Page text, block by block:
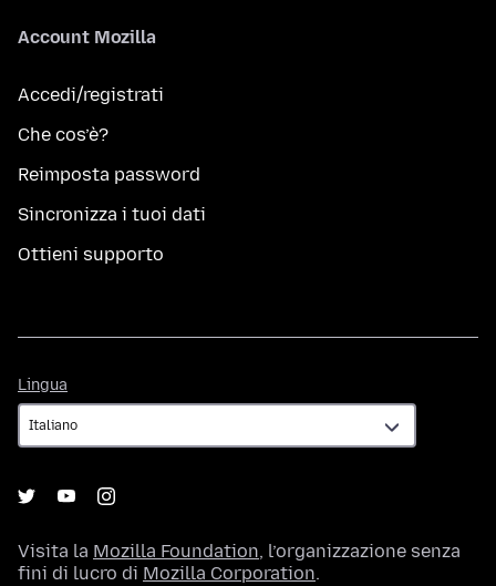
Account Mozilla
Accedi/registrati
Che cos’è?
Reimposta password
Sincronizza i tuoi dati
Ottieni supporto
Lingua
Visita la Mozilla Foundation, l’organizzazione senza
fini di lucro di Mozilla Corporation.